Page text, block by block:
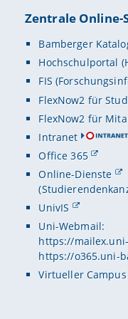
Zentrale Online-
Bamberger
Hochschulportal
FIS
FlexNow2 für
FlexNow2 für
Intranet
Office 365
Online-Dienste
UnivIS
Uni-Webmail:
https://
https://o365.uni-
Virtueller Campus